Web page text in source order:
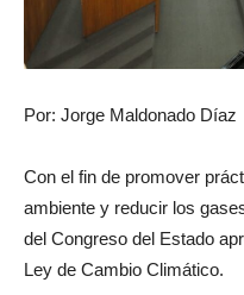
Por: Jorge Maldonado Díaz
Con el fin de promover
ambiente y reducir los
del Congreso del Estado
Ley de Cambio Climático.